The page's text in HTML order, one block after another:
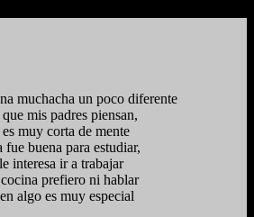
muchacha un poco diferente
mis padres piensan,
muy corta de mente
fue buena para estudiar,
interesa ir a trabajar
prefiero ni hablar
algo es muy especial